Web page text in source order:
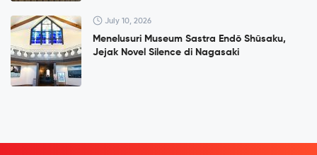
July 10, 2026
Menelusuri Museum Sastra Endō Shūsaku,
Jejak Novel Silence di Nagasaki